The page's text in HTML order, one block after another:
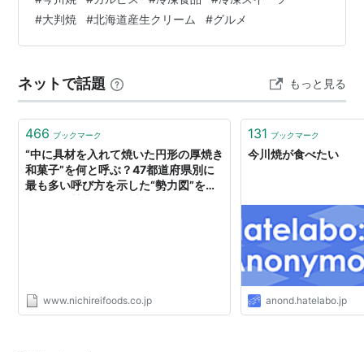
も美味しく食べられるのか… ホットカルピスがあるから
大丈夫だと思うはず… リンク 『今川焼 カルピス』はアサ
ヒ飲料のカルピスとコラボした今川焼。 クリームにはカ
#大判焼 #北海道産生クリーム #グルメ
ネットで話題 もっと見る
466 ブックマーク
“中に具材を入れて焼いた円形の厚焼き
和菓子”を何と呼ぶ？47都道府県別に
最も多い呼び方を示した“勢力図”を発
www.nichireifoods.co.jp
131 ブックマーク
今川焼が食べたい
anond.hatelabo.jp